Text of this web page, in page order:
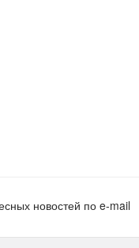
новостей по e-mail